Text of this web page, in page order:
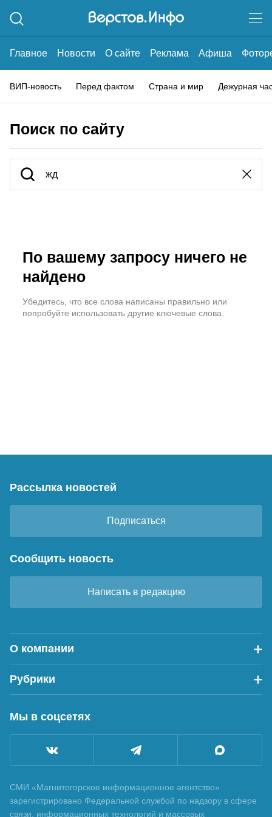
Главное Новости О сайте Реклама Афиша
ВИП-новость Перед фактом Страна и мир Дежурная
Поиск по сайту
По вашему запросу ничего не
найдено
Убедитесь, что все слова написаны правильно или
попробуйте использовать другие ключевые слова.
Рассылка новостей
Подписаться
Сообщить новость
Написать в редакцию
О компании
Рубрики
Мы в соцсетях
СМИ «Магнитогорское информационное агентство»
зарегистрировано Федеральной службой по надзору в сфере
связи, информационных технологий и массовых